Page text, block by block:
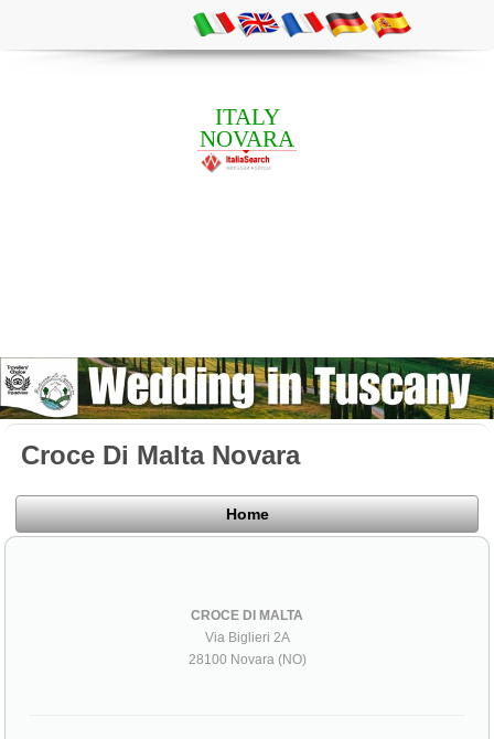
ITALY
NOVARA
Croce Di Malta Novara
Home
CROCE DI MALTA
Via Biglieri 2A
28100 Novara (NO)